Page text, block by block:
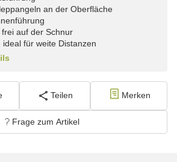
an der Oberfläche
auf der Schnur
für weite Distanzen
Teilen Merken
Frage zum Artikel